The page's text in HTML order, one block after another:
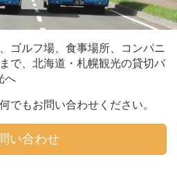
ゴルフ場、食事場所、コンパニ
で、北海道・札幌観光の貸切バ
へ
でもお問い合わせください。
い合わせ